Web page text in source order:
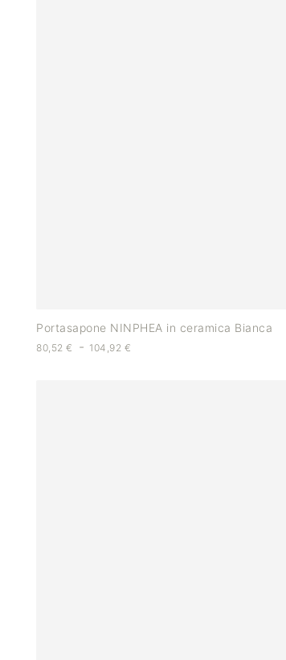
Portasapone NINPHEA in ceramica Bianca
80,52 € - 104,92 €